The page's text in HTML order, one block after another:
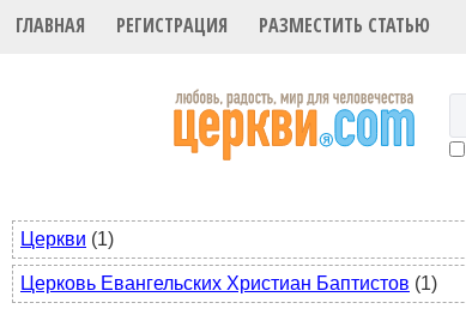
ГЛАВНАЯ РЕГИСТРАЦИЯ РАЗМЕСТИТЬ СТАТЬЮ
Церкви (1)
Церковь Евангельских Христиан Баптистов (1)